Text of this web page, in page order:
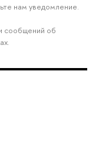
нам уведомление.
сообщений об